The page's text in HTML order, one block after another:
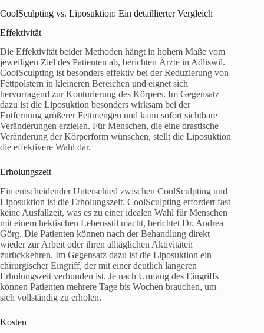
CoolSculpting vs. Liposuktion: Ein detaillierter Vergleich
Effektivität
Die Effektivität beider Methoden hängt in hohem Maße vom
jeweiligen Ziel des Patienten ab, berichten Ärzte in Adliswil.
CoolSculpting ist besonders effektiv bei der Reduzierung von
Fettpolstern in kleineren Bereichen und eignet sich
hervorragend zur Konturierung des Körpers. Im Gegensatz
dazu ist die Liposuktion besonders wirksam bei der
Entfernung größerer Fettmengen und kann sofort sichtbare
Veränderungen erzielen. Für Menschen, die eine drastische
Veränderung der Körperform wünschen, stellt die Liposuktion
die effektivere Wahl dar.
Erholungszeit
Ein entscheidender Unterschied zwischen CoolSculpting und
Liposuktion ist die Erholungszeit. CoolSculpting erfordert fast
keine Ausfallzeit, was es zu einer idealen Wahl für Menschen
mit einem hektischen Lebensstil macht, berichtet Dr. Andrea
Görg. Die Patienten können nach der Behandlung direkt
wieder zur Arbeit oder ihren alltäglichen Aktivitäten
zurückkehren. Im Gegensatz dazu ist die Liposuktion ein
chirurgischer Eingriff, der mit einer deutlich längeren
Erholungszeit verbunden ist. Je nach Umfang des Eingriffs
können Patienten mehrere Tage bis Wochen brauchen, um
sich vollständig zu erholen.
Kosten